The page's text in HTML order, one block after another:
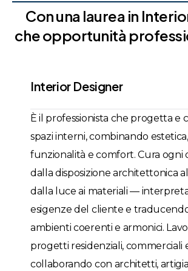
Conuna laurea in Interio
cheopportunità professi
Interior Designer
È il professionista che progetta e
spazi interni, combinando estetica,
funzionalità e comfort. Cura
dalla disposizione architettonica
dalla luce ai materiali —
esigenze del cliente e
ambienti coerenti e armonici.
progetti residenziali, commerciali
collaborando con architetti,